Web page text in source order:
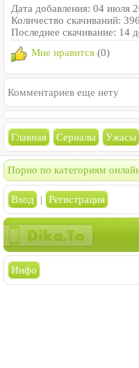
Дата добавления: 04 июля
Количество скачиваний: 396
Последнее скачивание: 14
Мне нравится (0)
Комментариев еще нету
Главная Сериалы Ужасы
Порно по категориям
Вход | Регистрация
Инфо